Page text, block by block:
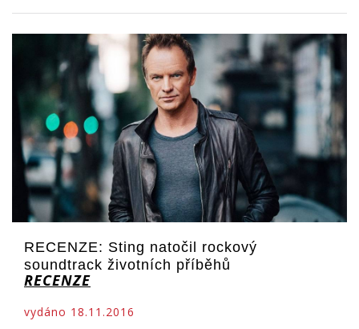
RECENZE: Sting natočil rockový
soundtrack životních příběhů
RECENZE
vydáno 18.11.2016